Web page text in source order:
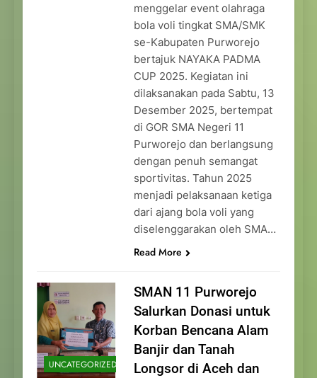
menggelar event olahraga
bola voli tingkat SMA/SMK
se-Kabupaten Purworejo
bertajuk NAYAKA PADMA
CUP 2025. Kegiatan ini
dilaksanakan pada Sabtu, 13
Desember 2025, bertempat
di GOR SMA Negeri 11
Purworejo dan berlangsung
dengan penuh semangat
sportivitas. Tahun 2025
menjadi pelaksanaan ketiga
dari ajang bola voli yang
diselenggarakan oleh SMA…
Read More
UNCATEGORIZED
SMAN 11 Purworejo
Salurkan Donasi untuk
Korban Bencana Alam
Banjir dan Tanah
Longsor di Aceh dan